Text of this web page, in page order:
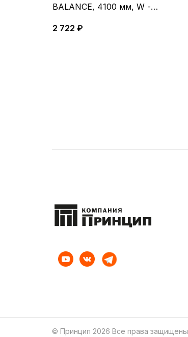
BALANCE, 4100 мм, W -
2 722 ₽
© Принцип 2026 Все права защищены